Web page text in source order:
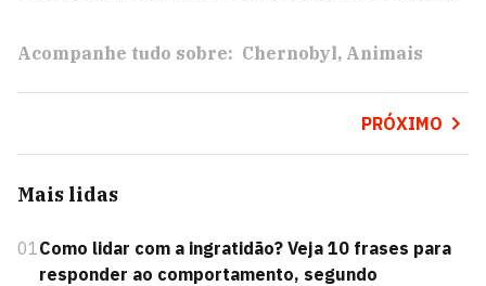
Acompanhe tudo sobre: Chernobyl Animais
PRÓXIMO
Mais lidas
01Como lidar com a ingratidão? Veja 10 frases para
responder ao comportamento, segundo